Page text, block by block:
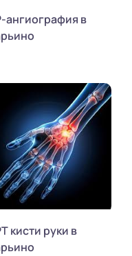
ангиография в
кисти руки в